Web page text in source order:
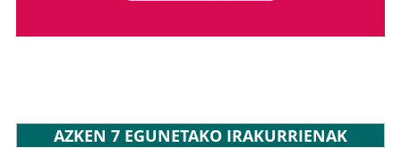
AZKEN 7 EGUNETAKO IRAKURRIENAK